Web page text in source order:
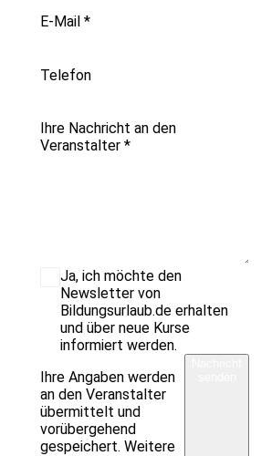
E-Mail *
Telefon
Ihre Nachricht an den
Veranstalter *
Ja, ich möchte den
Newsletter von
Bildungsurlaub.de erhalten
und über neue Kurse
informiert werden.
Ihre Angaben werden
an den Veranstalter
übermittelt und
vorübergehend
gespeichert. Weitere